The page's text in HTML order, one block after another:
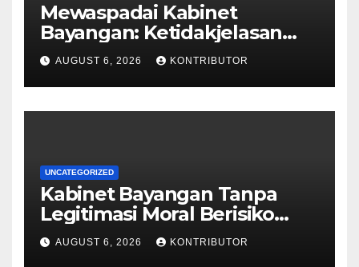
Mewaspadai Kabinet
Bayangan: Ketidakjelasan
Legitimasi Moral dan
Representasi
AUGUST 6, 2026 KONTRIBUTOR
UNCATEGORIZED
Kabinet Bayangan Tanpa
Legitimasi Moral Berisiko
Mengaburkan Kepercayaan
Publik
AUGUST 6, 2026 KONTRIBUTOR